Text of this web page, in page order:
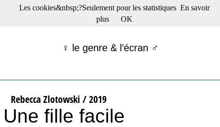
☰ Menu
Films récents
Tribunes
Bloc-notes
Archives
♀ le genre & l’écran ♂
Rebecca Zlotowski / 2019
Une fille facile
Les cookies&nbsp;?Seulement pour les statistiques En savoir
plus
OK